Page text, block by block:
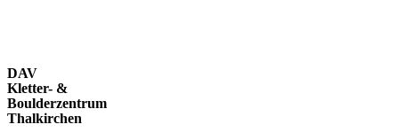
DAV
Kletter- &
Boulderzentrum
Thalkirchen